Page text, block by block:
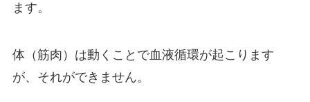
ます。
体（筋肉）は動くことで血液循環が起こります
が、それができません。